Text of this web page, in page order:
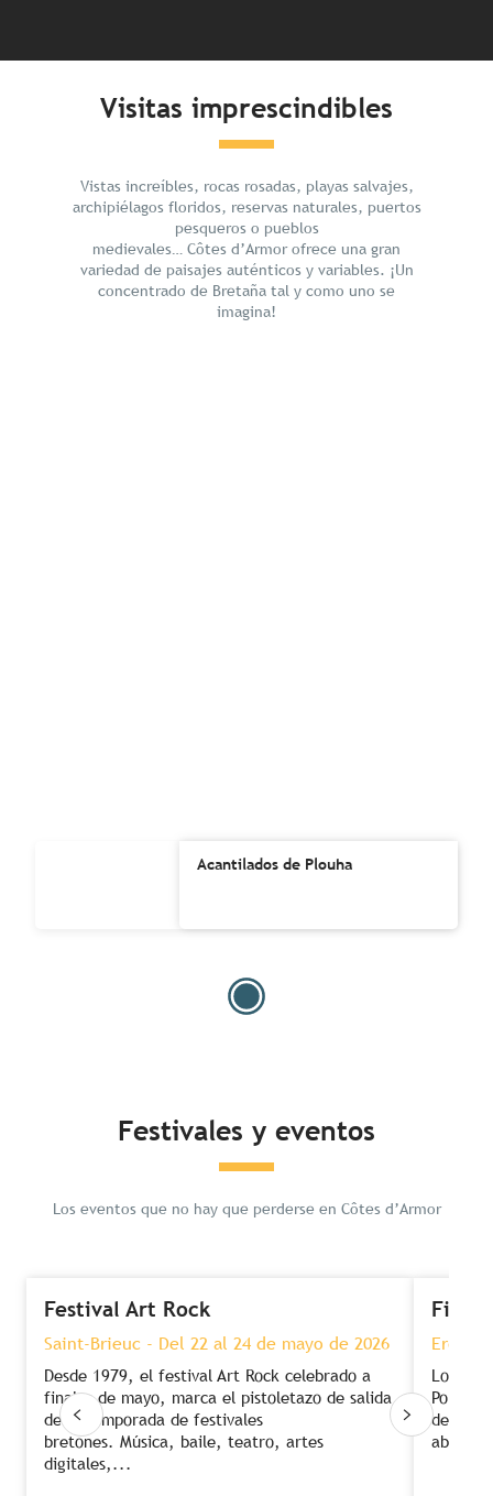
Visitas imprescindibles
Vistas increíbles, rocas rosadas, playas salvajes,
archipiélagos floridos, reservas naturales, puertos
pesqueros o pueblos
medievales… Côtes d’Armor ofrece una gran
variedad de paisajes auténticos y variables. ¡Un
concentrado de Bretaña tal y como uno se
imagina!
Acantilados de Plouha
Festivales y eventos
Los eventos que no hay que perderse en Côtes d’Armor
Festival Art Rock
Saint-Brieuc - Del 22 al 24 de mayo de 2026
Desde 1979, el festival Art Rock celebrado a
finales de mayo, marca el pistoletazo de salida
de la temporada de festivales
bretones. Música, baile, teatro, artes
digitales,...
Erquy -
Los
de
abril,